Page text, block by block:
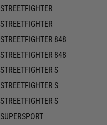
STREETFIGHTER
STREETFIGHTER
STREETFIGHTER 848
STREETFIGHTER 848
STREETFIGHTER S
STREETFIGHTER S
STREETFIGHTER S
SUPERSPORT